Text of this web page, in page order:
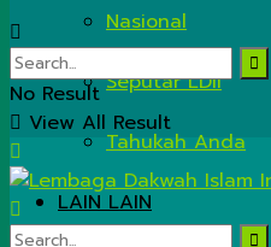
Nasional
Seputar LDII
Tahukah Anda
LAIN LAIN
No Result
View All Result